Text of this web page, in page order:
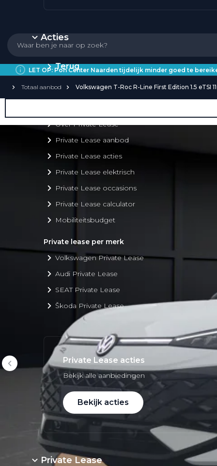
Acties
Terug
Over Private Lease
Private Lease aanbod
Private Lease acties
Private Lease elektrisch
Private Lease occasions
Private Lease calculator
Mobiliteitsbudget
Private lease per merk
Volkswagen Private Lease
Audi Private Lease
SEAT Private Lease
Škoda Private Lease
Private Lease acties
Bekijk alle aanbiedingen
Bekijk acties
Private Lease
LET OP: Pon Center Naarden tijdelijk minder goed te
Totaal aanbod Volkswagen T-Roc R-Line First Edition 1.5 eTSI